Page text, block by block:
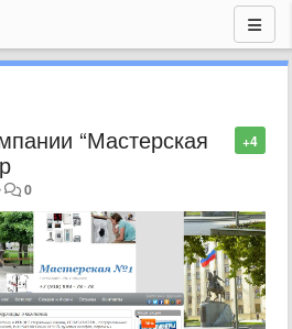
+4
“Мастерская
0